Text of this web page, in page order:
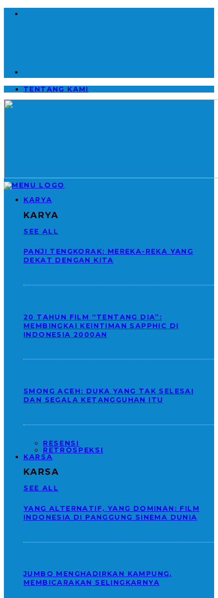
TENTANG KAMI
KARYA
KARYA
SEE ALL
PANJI TENGKORAK: MEREKA-REKA YANG
DEKAT DENGAN KITA
20 TAHUN FILM “TENTANG DIA”:
MEMBINGKAI KEINTIMAN SAPPHIC DI
INDONESIA 2000AN
SMONG ACEH: DUKA YANG TAK SELESAI
DAN SEGALA KETANGGUHAN ITU
RESENSI
RETROSPEKSI
KARSA
KARSA
SEE ALL
YANG ALTERNATIF, YANG DOMINAN: FILM
INDONESIA DI PANGGUNG SINEMA DUNIA
JUMBO MENGHADIRKAN KAMPUNG,
MEMBICARAKAN SELINGKARNYA